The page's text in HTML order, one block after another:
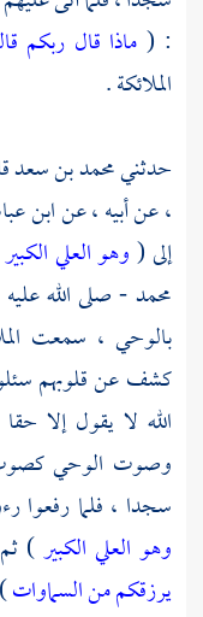
: ( ماذا قال ربكم
الملائكة .
حدثنيمحمد بن سعد
، عن أبيه ، عنابن
إلى (وهو العلي
محمد- صلى الله
بالوحي ، سمعت
كشف عن قلوبهم
الله لا يقول إلا
وصوت الوحي كصوت
سجدا ، فلما رفعوا
وهو العلي الكبير)
يرزقكم من السماوات